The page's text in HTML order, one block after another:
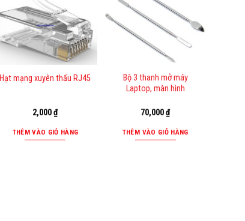
Hạt mạng xuyên thấu RJ45
2,000₫
THÊM VÀO GIỎ HÀNG
Bộ 3 thanh mở máy
Laptop, màn hình
70,000₫
THÊM VÀO GIỎ HÀNG